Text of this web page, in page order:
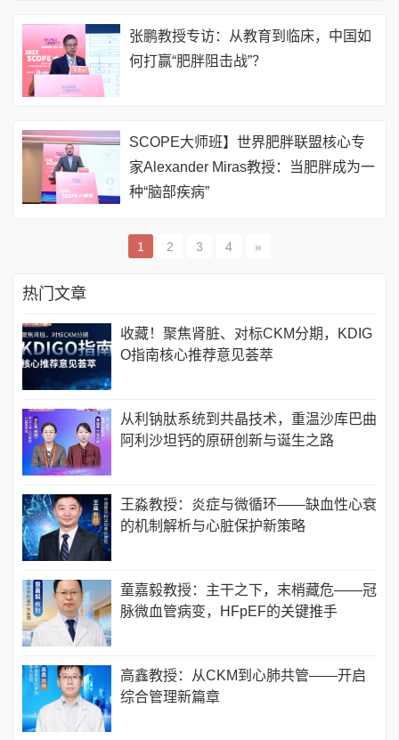
张鹏教授专访：从教育到临床，中国如
何打赢“肥胖阻击战”？
SCOPE大师班】世界肥胖联盟核心专
家Alexander Miras教授：当肥胖成为一
种“脑部疾病”
1 2 3 4 »
热门文章
收藏！聚焦肾脏、对标CKM分期，KDIG
O指南核心推荐意见荟萃
从利钠肽系统到共晶技术，重温沙库巴曲
阿利沙坦钙的原研创新与诞生之路
王淼教授：炎症与微循环——缺血性心衰
的机制解析与心脏保护新策略
童嘉毅教授：主干之下，末梢藏危——冠
脉微血管病变，HFpEF的关键推手
高鑫教授：从CKM到心肺共管——开启
综合管理新篇章